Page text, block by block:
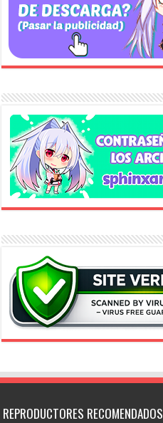
REPRODUCTORES RECOMENDADOS